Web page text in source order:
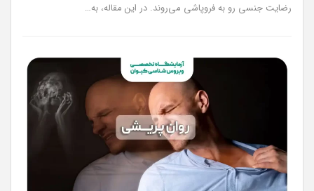
رضایت جنسی رو به فروپاشی می‌روند. در این مقاله، به…